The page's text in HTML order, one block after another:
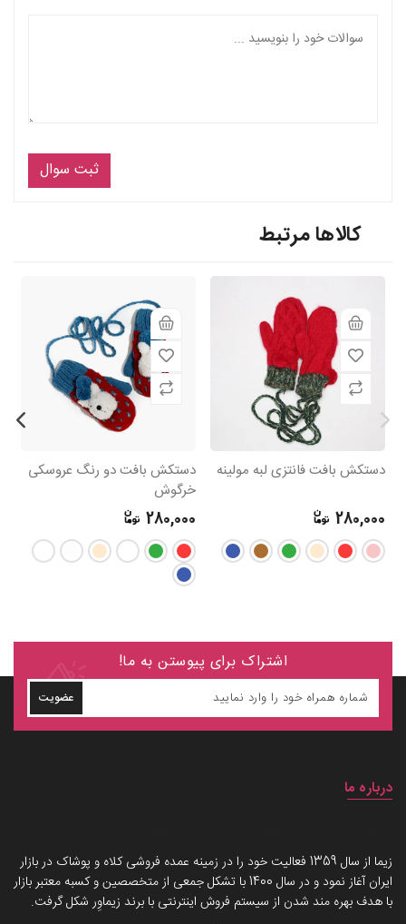
ثبت سوال
کالاها مرتبط
دستکش بافت فانتزی لبه مولینه
280,000
دستکش بافت دو رنگ عروسکی
خرگوش
280,000
اشتراک برای پیوستن به ما!
عضویت
درباره ما
زیما از سال 1359 فعالیت خود را در زمینه عمده فروشی کلاه و پوشاک در بازار
ایران آغاز نمود و در سال 1400 با تشکل جمعی از متخصصین و کسبه معتبر بازار
با هدف بهره مند شدن از سیستم فروش اینترنتی با برند زیماوِر شکل گرفت.